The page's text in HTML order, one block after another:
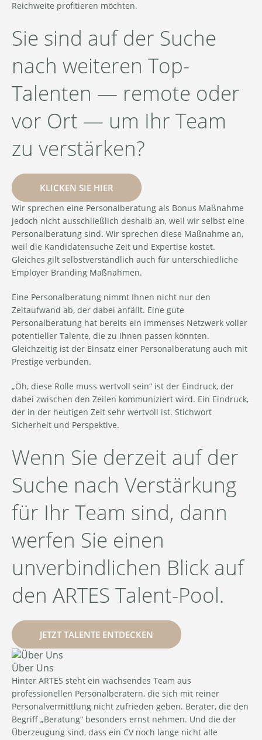
Reichweite profitieren möchten.
Sie sind auf der Suche
nach weiteren Top-
Talenten — remote oder
vor Ort — um Ihr Team
zu verstärken?
KLICKEN SIE HIER
Wir sprechen eine Personalberatung als Bonus Maßnahme
jedoch nicht ausschließlich deshalb an, weil wir selbst eine
Personalberatung sind. Wir sprechen diese Maßnahme an,
weil die Kandidatensuche Zeit und Expertise kostet.
Gleiches gilt selbstverständlich auch für unterschiedliche
Employer Branding Maßnahmen.
Eine Personalberatung nimmt Ihnen nicht nur den
Zeitaufwand ab, der dabei anfällt. Eine gute
Personalberatung hat bereits ein immenses Netzwerk voller
potentieller Talente, die zu Ihnen passen könnten.
Gleichzeitig ist der Einsatz einer Personalberatung auch mit
Prestige verbunden.
„Oh, diese Rolle muss wertvoll sein“ ist der Eindruck, der
dabei zwischen den Zeilen kommuniziert wird. Ein Eindruck,
der in der heutigen Zeit sehr wertvoll ist. Stichwort
Sicherheit und Perspektive.
Wenn Sie derzeit auf der
Suche nach Verstärkung
für Ihr Team sind, dann
werfen Sie einen
unverbindlichen Blick auf
den ARTES Talent-Pool.
JETZT TALENTE ENTDECKEN
Über Uns
Hinter ARTES steht ein wachsendes Team aus
professionellen Personalberatern, die sich mit reiner
Personalvermittlung nicht zufrieden geben. Berater, die den
Begriff „Beratung“ besonders ernst nehmen. Und die der
Überzeugung sind, dass ein CV noch lange nicht alle